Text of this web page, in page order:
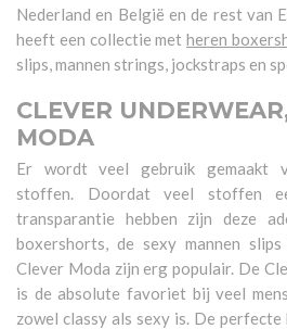
Nederland en België en de rest van
heeft een collectie met heren
slips, mannen strings, jockstraps en
CLEVER
MODA
Er wordt veel gebruik gemaakt
stoffen. Doordat veel stoffen
transparantie hebben zijn deze
boxershorts, de sexy mannen
Clever Moda zijn erg populair. De
is de absolute favoriet bij veel
zowel classy als sexy is. De